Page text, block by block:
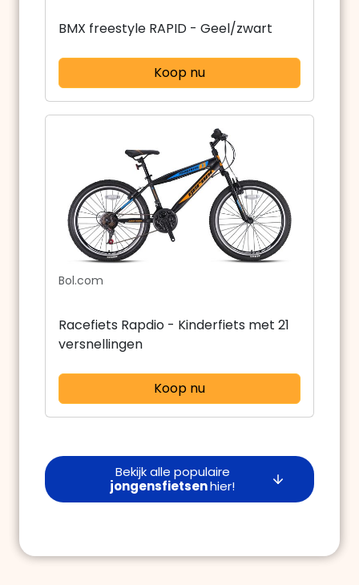
BMX freestyle RAPID - Geel/zwart
Koop nu
Bol.com
Racefiets Rapdio - Kinderfiets met 21
versnellingen
Koop nu
Bekijk alle populaire
jongensfietsenhier!